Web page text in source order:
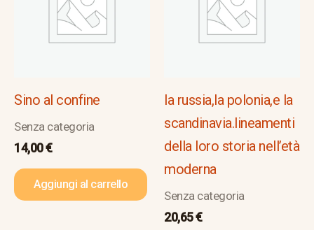
Sino al confine
Senza categoria
14,00€
Aggiungi al carrello
la russia,la polonia,e la
scandinavia.lineamenti
della loro storia nell’età
moderna
Senza categoria
20,65€